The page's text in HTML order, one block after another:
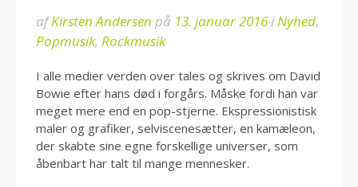
afKirsten Andersen på 13. januar 2016iNyhed,
Popmusik, Rockmusik
I alle medier verden over tales og skrives om David
Bowie efter hans død i forgårs. Måske fordi han var
meget mere end en pop-stjerne. Ekspressionistisk
maler og grafiker, selviscenesætter, en kamæleon,
der skabte sine egne forskellige universer, som
åbenbart har talt til mange mennesker.